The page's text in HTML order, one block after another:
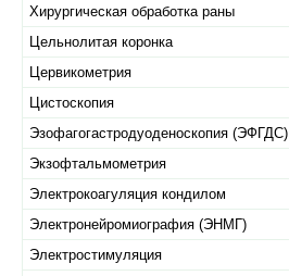
Хирургическая обработка раны
Цельнолитая коронка
Цервикометрия
Цистоскопия
Эзофагогастродуоденоскопия (ЭФГДС)
Экзофтальмометрия
Электрокоагуляция кондилом
Электронейромиография (ЭНМГ)
Электростимуляция